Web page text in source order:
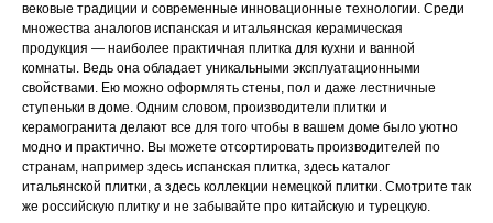
вековые традиции и современные инновационные технологии. Среди
множества аналогов испанская и итальянская керамическая
продукция — наиболее практичная плитка для кухни и ванной
комнаты. Ведь она обладает уникальными эксплуатационными
свойствами. Ею можно оформлять стены, пол и даже лестничные
ступеньки в доме. Одним словом, производители плитки и
керамогранита делают все для того чтобы в вашем доме было уютно
модно и практично. Вы можете отсортировать производителей по
странам, например здесь испанская плитка, здесь каталог
итальянской плитки, а здесь коллекции немецкой плитки. Смотрите так
же российскую плитку и не забывайте про китайскую и турецкую.